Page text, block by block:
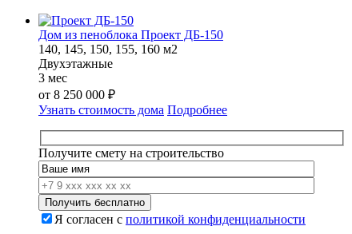
Дом из пеноблока Проект ДБ-150
140, 145, 150, 155, 160 м2
Двухэтажные
3 мес
от 8 250 000 ₽
Узнать стоимость дома Подробнее
Получите смету на строительство
Я согласен с политикой конфиденциальности